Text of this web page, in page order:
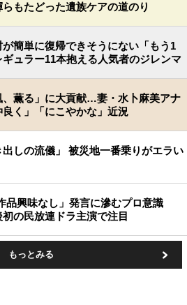
らもたどった遺族ケアの道のり
簡単に復帰できそうにない「もう1
ュラー11本抱える人気者のジレンマ
、薫る」に大貢献…妻・水卜麻美アナ
良く」「にこやかな」近況
しの流儀」 被災地一番乗りがエラい
品興味なし」発言に滲むプロ意識
初の民放連ドラ主演で注目
もっとみる